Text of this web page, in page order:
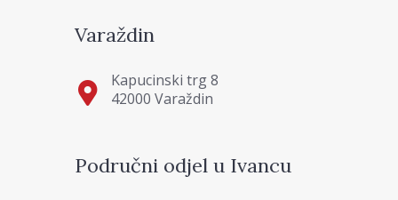
Varaždin
Kapucinski trg 8
42000 Varaždin
Područni odjel u Ivancu